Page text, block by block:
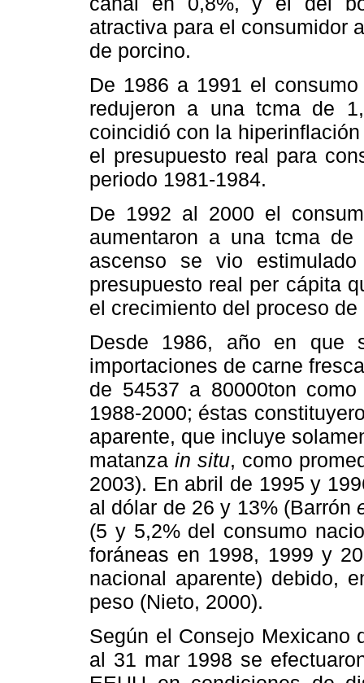
atractiva para el consumidor
de porcino.
De 1986 a 1991 el
redujeron a una tcma de
coincidió con la
el presupuesto real para
periodo 1981-1984.
De 1992 al 2000 el
aumentaron a una tcma
ascenso se vio
presupuesto real per cápita
el crecimiento del proceso
Desde 1986, año en que
importaciones de carne
de 54537 a 80000ton
1988-2000; éstas
aparente, que incluye
matanza in situ, como
2003). En abril de 1995 y
al dólar de 26 y 13% (Barrón
(5 y 5,2% del consumo
foráneas en 1998, 1999 y
nacional aparente) debido,
peso (Nieto, 2000).
Según el Consejo Mexicano
al 31 mar 1998 se